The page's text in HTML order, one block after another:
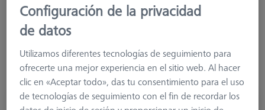
Más información sobre Racks de Sensores
Configuración de la privacidad
de datos
Utilizamos diferentes tecnologías de seguimiento para
ofrecerte una mejor experiencia en el sitio web. Al hacer
clic en «Aceptar todo», das tu consentimiento para el uso
de tecnologías de seguimiento con el fin de recordar los